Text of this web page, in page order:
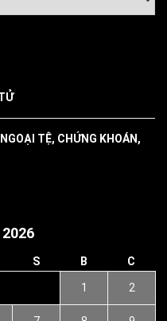
TỆ, CHỨNG KHOÁN,
S B C
1 2